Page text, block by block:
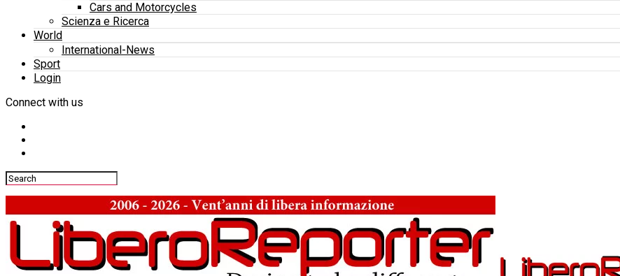
Cars and Motorcycles
Scienza e Ricerca
World
International-News
Sport
Login
Connect with us